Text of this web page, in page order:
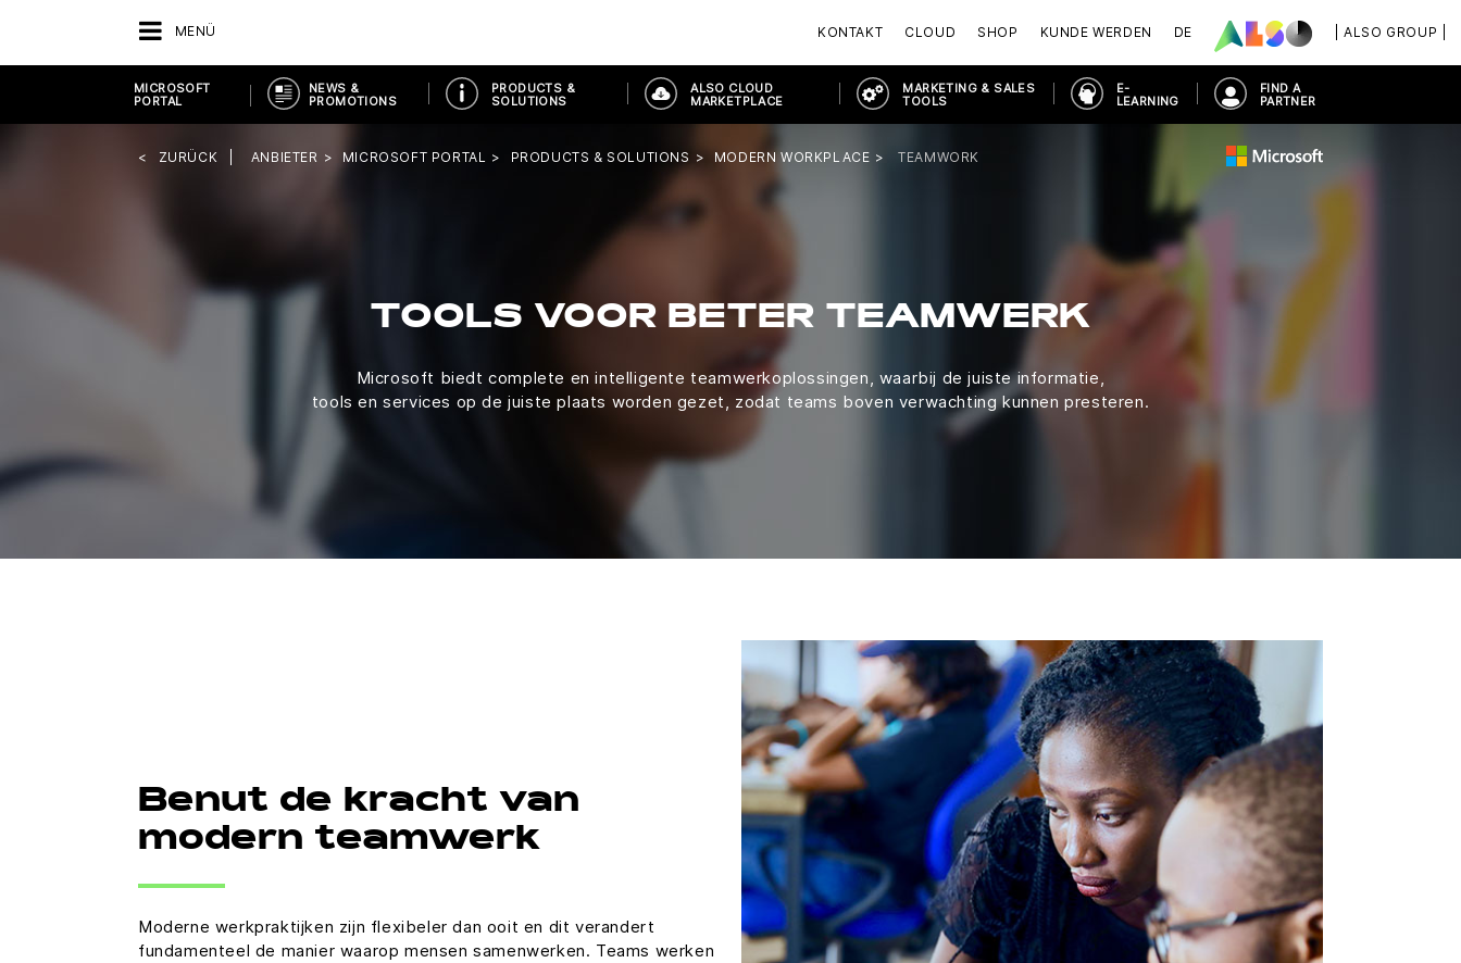
MENÜ | ALSO GROUP |
KONTAKT CLOUD SHOP KUNDE WERDEN DE
MICROSOFT
PORTAL
NEWS &
PROMOTIONS
PRODUCTS &
SOLUTIONS
ALSO CLOUD
MARKETPLACE
MARKETING & SALES
TOOLS
E-
LEARNING
FIND A
PARTNER
ZURÜCK ANBIETER MICROSOFT PORTAL PRODUCTS & SOLUTIONS MODERN WORKPLACE TEAMWORK
TOOLS VOOR BETER TEAMWERK
Microsoft biedt complete en intelligente teamwerkoplossingen, waarbij de juiste informatie,
tools en services op de juiste plaats worden gezet, zodat teams boven verwachting kunnen presteren.
Benut de kracht van
modern teamwerk
Moderne werkpraktijken zijn flexibeler dan ooit en dit verandert
fundamenteel de manier waarop mensen samenwerken. Teams werken